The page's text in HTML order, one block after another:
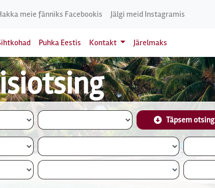
meie fänniks Facebookis Jälgi meid Instagramis
Puhka Eestis Kontakt Järelmaks
Täpsem otsing